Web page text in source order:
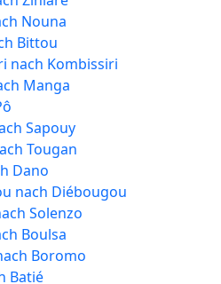
Nouna
Bittou
nach Kombissiri
Manga
Sapouy
Tougan
Dano
nach Diébougou
Solenzo
Boulsa
Boromo
Batié